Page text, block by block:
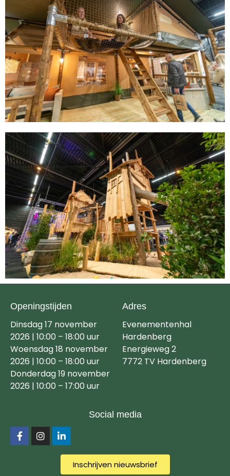
Openingstijden
Dinsdag 17 november
2026 | 10:00 – 18:00 uur
Woensdag 18 november
2026 | 10:00 – 18:00 uur
Donderdag 19 november
2026 | 10:00 – 17:00 uur
Adres
Evenementenhal
Hardenberg
Energieweg 2
7772 TV Hardenberg
Social media
Inschrijven nieuwsbrief